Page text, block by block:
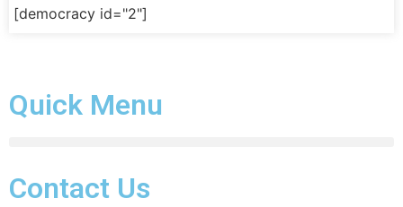
[democracy id="2"]
Quick Menu
Contact Us